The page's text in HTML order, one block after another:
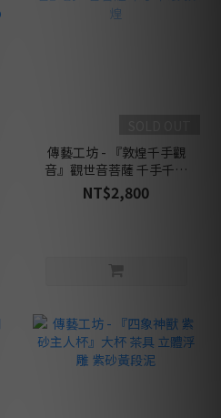
傳藝工坊 - 『敦煌千手觀
音』觀世音菩薩 千手千眼
敦煌
NT$2,800